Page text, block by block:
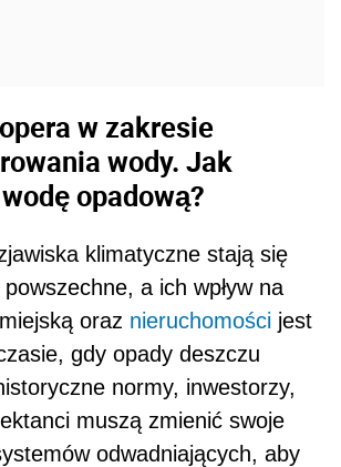
w zakresie
wody. Jak
opadową?
klimatyczne stają się
a ich wpływ na
oraz nieruchomości jest
gdy opady deszczu
normy, inwestorzy,
muszą zmienić swoje
odwadniających, aby